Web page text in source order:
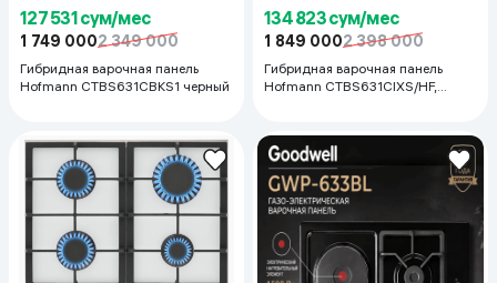
127 531 сум/мес
1 749 0002 349 000
Гибридная варочная панель
Hofmann CTBS631CBKS1 черный
134 823 сум/мес
1 849 0002 398 000
Гибридная варочная панель
Hofmann CTBS631CIXS/HF,